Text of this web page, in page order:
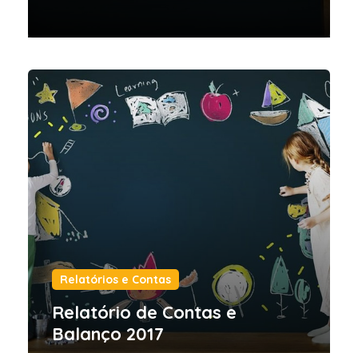
Relatórios e Contas
Relatório de Contas e
Balanço 2017